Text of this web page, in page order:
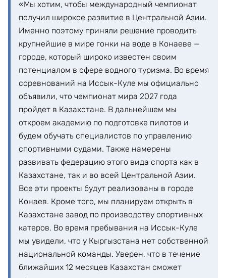
«Мы хотим, чтобы международный чемпионат
получил широкое развитие в Центральной Азии.
Именно поэтому приняли решение проводить
крупнейшие в мире гонки на воде в Конаеве —
городе, который широко известен своим
потенциалом в сфере водного туризма. Во время
соревнований на Иссык-Куле мы официально
объявили, что чемпионат мира 2027 года
пройдет в Казахстане. В дальнейшем мы
откроем академию по подготовке пилотов и
будем обучать специалистов по управлению
спортивными судами. Также намерены
развивать федерацию этого вида спорта как в
Казахстане, так и во всей Центральной Азии.
Все эти проекты будут реализованы в городе
Конаев. Кроме того, мы планируем открыть в
Казахстане завод по производству спортивных
катеров. Во время пребывания на Иссык-Куле
мы увидели, что у Кыргызстана нет собственной
национальной команды. Уверен, что в течение
ближайших 12 месяцев Казахстан сможет